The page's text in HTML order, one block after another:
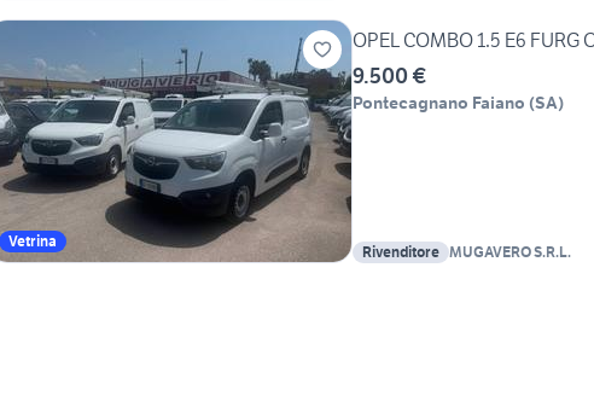
Vetrina
OPEL COMBO 1.5 E6 FURG
9.500 €
Pontecagnano Faiano (SA)
Rivenditore MUGAVERO S.R.L.